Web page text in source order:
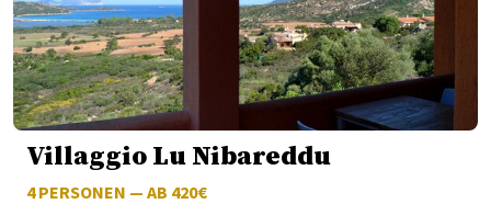
Villaggio Lu Nibareddu
4PERSONEN — AB 420€